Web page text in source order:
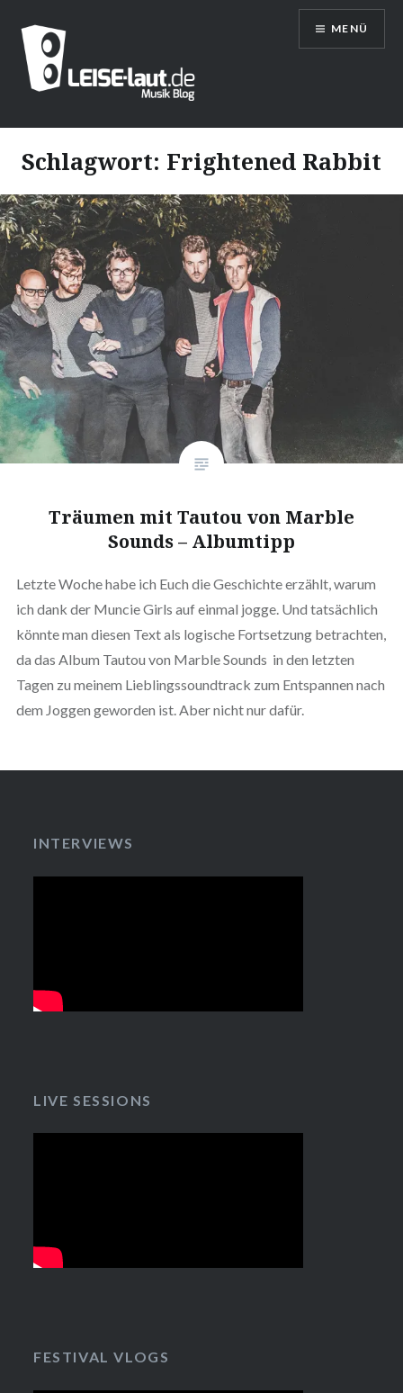
zum
Inhalt
LEISE/laut – Musik Blog
MENÜ
Schlagwort: Frightened Rabbit
Träumen mit Tautou von Marble
Sounds – Albumtipp
Letzte Woche habe ich Euch die Geschichte erzählt, warum
ich dank der Muncie Girls auf einmal jogge. Und tatsächlich
könnte man diesen Text als logische Fortsetzung betrachten,
da das Album Tautou von Marble Sounds in den letzten
Tagen zu meinem Lieblingssoundtrack zum Entspannen nach
dem Joggen geworden ist. Aber nicht nur dafür.
INTERVIEWS
LIVE SESSIONS
FESTIVAL VLOGS